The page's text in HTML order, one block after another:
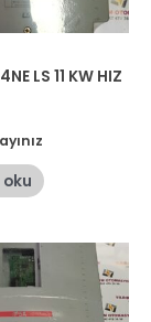
LS 11 KW HIZ
oku